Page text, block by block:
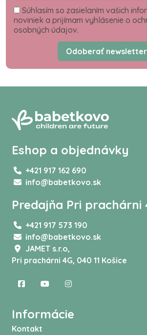
Súhlasím so zasielaním vašich
noviniek a prijímam vyhlásenie o
osobných údajov.
Odoberať newsletter
Eshop a objednávky
+421 917 162 690
info@babetkovo.sk
Predajňa Pri prachárni
+421 917 573 190
info@babetkovo.sk
JAMET s.r.o,
Pri prachárni 4G, 040 11 Košice
Informácie
Kontakt